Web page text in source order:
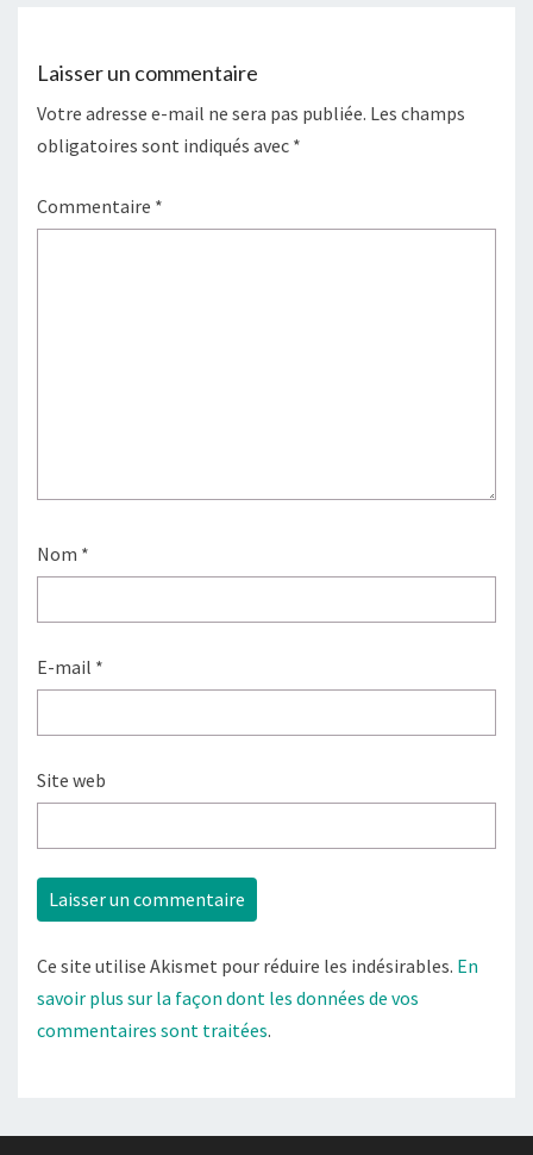
Laisser un commentaire
Votre adresse e-mail ne sera pas publiée. Les champs
obligatoires sont indiqués avec *
Commentaire *
Nom *
E-mail *
Site web
Ce site utilise Akismet pour réduire les indésirables. En
savoir plus sur la façon dont les données de vos
commentaires sont traitées.